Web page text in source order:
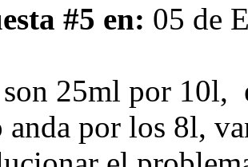
#5 en: 05 de
son 25ml por 10l,
anda por los 8l,